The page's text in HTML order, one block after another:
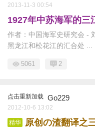
2013-11-3 00:54
1927年中苏海军的三
作者：中国海军史研究会 -
黑龙江和松花江的汇合处 ...
5061 2
点击重新加载 Go229
2012-10-6 13:02
精华 原创の渣翻译之